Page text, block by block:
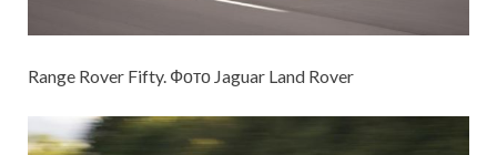
Range Rover Fifty. Фото Jaguar Land Rover